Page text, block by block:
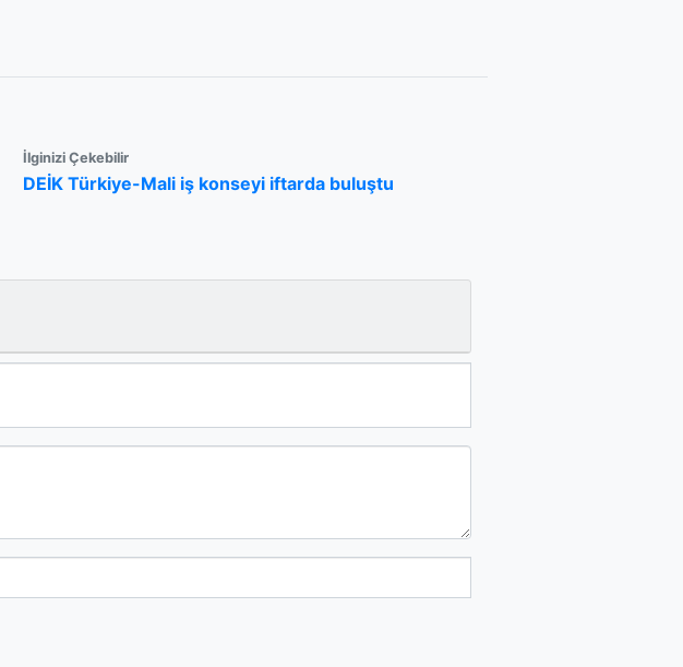
İlginizi Çekebilir
DEİK Türkiye-Mali iş konseyi iftarda buluştu